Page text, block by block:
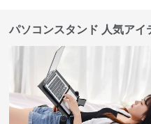
パソコンスタンド 人気アイ